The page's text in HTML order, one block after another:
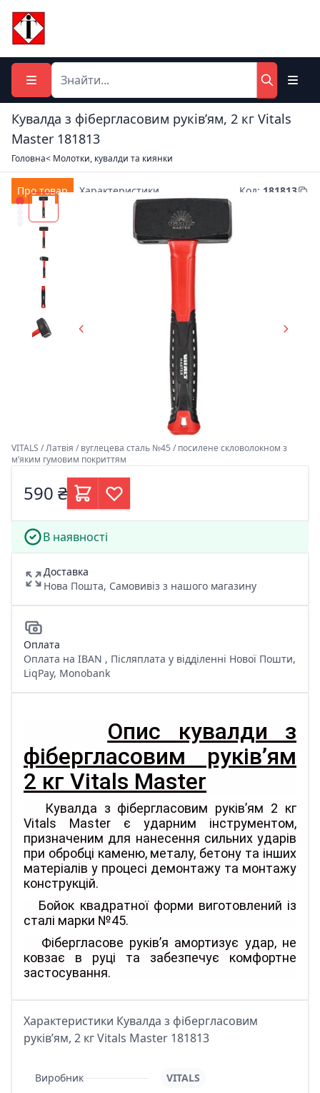
Кувалда з фібергласовим руків’ям, 2 кг Vitals
Master 181813
Головна< Молотки, кувалди та киянки
Про товар Характеристики Код: 181813
VITALS / Латвія / вуглецева сталь №45 / посилене скловолокном з
м’яким гумовим покриттям
590 ₴
В наявності
Доставка
Нова Пошта, Самовивіз з нашого магазину
Оплата
Оплата на IBAN , Післяплата у відділенні Нової Пошти,
LiqPay, Monobank
Опис кувалди з
фібергласовим руків’ям
2 кг Vitals Master
Кувалда з фібергласовим руків’ям 2 кг
Vitals Master є ударним інструментом,
призначеним для нанесення сильних ударів
при обробці каменю, металу, бетону та інших
матеріалів у процесі демонтажу та монтажу
конструкцій.
Бойок квадратної форми виготовлений із
сталі марки №45.
Фібергласове руків’я амортизує удар, не
ковзає в руці та забезпечує комфортне
застосування.
Характеристики Кувалда з фібергласовим
руків’ям, 2 кг Vitals Master 181813
Виробник VITALS